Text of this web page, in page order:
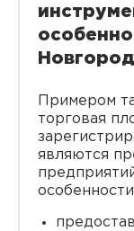
Примером
торговая
являются